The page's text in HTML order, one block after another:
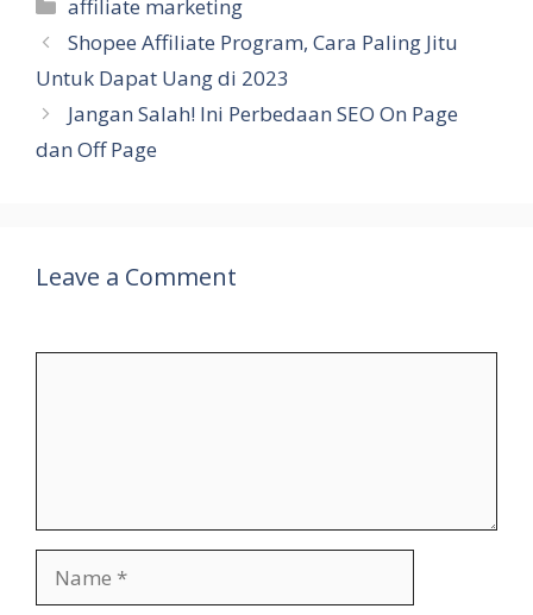
affiliate marketing
Shopee Affiliate Program, Cara Paling Jitu
Untuk Dapat Uang di 2023
Jangan Salah! Ini Perbedaan SEO On Page
dan Off Page
Leave a Comment